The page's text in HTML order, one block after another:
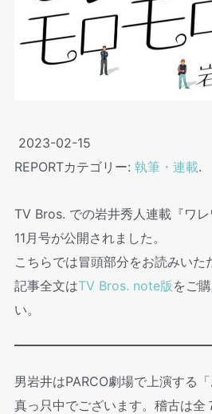
2023-02-15
REPORTカテゴリー: 執筆・連載.
TV Bros. での岩井秀⼈連載『ワレ
11⽉号が公開されました。
こちらでは冒頭部分をお読みいた
記事全文はTV Bros. note版 をご
い。
男岩井はPARCO劇場で上演する
真っ只中でございます。稽古は全